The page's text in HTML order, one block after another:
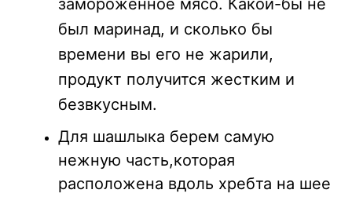
замороженное мясо. Какой-бы не
был маринад, и сколько бы
времени вы его не жарили,
продукт получится жестким и
безвкусным.
Для шашлыка берем самую
нежную часть,которая
расположена вдоль хребта на шее